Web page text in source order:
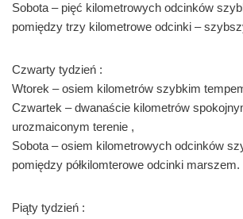
Sobota – pięć kilometrowych odcinków
pomiędzy trzy kilometrowe odcinki –
Czwarty tydzień :
Wtorek – osiem kilometrów szybkim
Czwartek – dwanaście kilometrów
urozmaiconym terenie ,
Sobota – osiem kilometrowych odcinków
pomiędzy półkilomterowe odcinki marszem.
Piąty tydzień :